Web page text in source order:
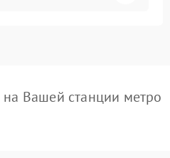
Вашей станции метро